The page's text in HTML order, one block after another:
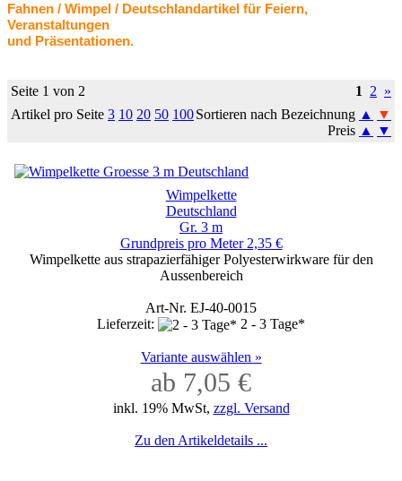
Fahnen / Wimpel / Deutschlandartikel für Feiern,
Veranstaltungen
und Präsentationen.
Seite 1 von 2 1 2 »
Artikel pro Seite 3 10 20 50 100Sortieren nach Bezeichnung ▲
▼
Preis ▲ ▼
Wimpelkette
Deutschland
Gr. 3 m
Grundpreis pro Meter 2,35 €
Wimpelkette aus strapazierfähiger Polyesterwirkware für den
Aussenbereich
Art-Nr. EJ-40-0015
Lieferzeit:
2 - 3 Tage*
Variante auswählen »
ab 7,05 €
inkl. 19% MwSt, zzgl. Versand
Zu den Artikeldetails ...